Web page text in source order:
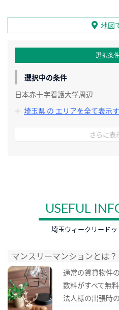
地図
選択条
選択中の条件
日本赤十字看護大学周辺
埼玉県 の エリアを全て表示
さらに表
USEFUL
埼玉ウィークリード
マンスリーマンションとは？
通常の賃貸物件
数料がすべて無
法人様の出張時